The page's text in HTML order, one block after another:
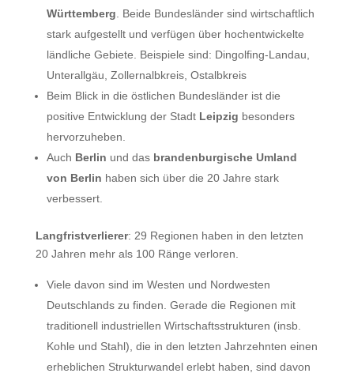
Württemberg . Beide Bundesländer sind wirtschaftlich
stark aufgestellt und verfügen über hochentwickelte
ländliche Gebiete. Beispiele sind: Dingolfing-Landau,
Unterallgäu, Zollernalbkreis, Ostalbkreis
Beim Blick in die östlichen Bundesländer ist die
positive Entwicklung der Stadt Leipzig besonders
hervorzuheben.
Auch Berlin und das brandenburgische Umland
von Berlin haben sich über die 20 Jahre stark
verbessert.
Langfristverlierer: 29 Regionen haben in den letzten
20 Jahren mehr als 100 Ränge verloren.
Viele davon sind im Westen und Nordwesten
Deutschlands zu finden. Gerade die Regionen mit
traditionell industriellen Wirtschaftsstrukturen (insb.
Kohle und Stahl), die in den letzten Jahrzehnten einen
erheblichen Strukturwandel erlebt haben, sind davon